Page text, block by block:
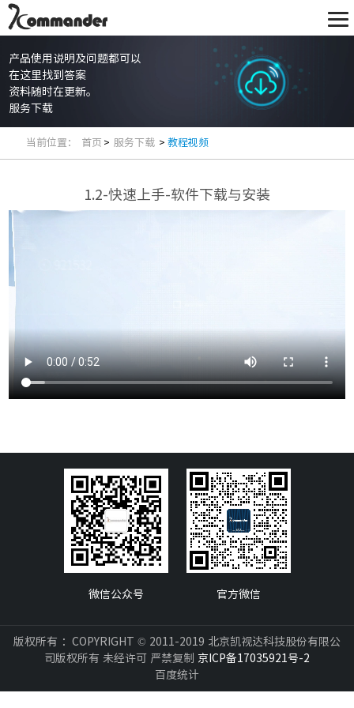
产品使用说明及问题都可以
在这里找到答案
资料随时在更新。
服务下载
当前位置： 首页 > 服务下载 >教程视频
1.2-快速上手-软件下载与安装
微信公众号 官方微信
版权所有 ：COPYRIGHT © 2011-2019 北京凯视达科技股份有限公
司版权所有 未经许可 严禁复制 京ICP备17035921号-2
百度统计